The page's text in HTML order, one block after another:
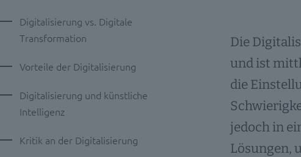
Digitalisierung vs. Digitale
Transformation
Vorteile der Digitalisierung
Digitalisierung und künstliche
Intelligenz
Kritik an der Digitalisierung
Die
und ist
die
jedoch in
Lösungen,